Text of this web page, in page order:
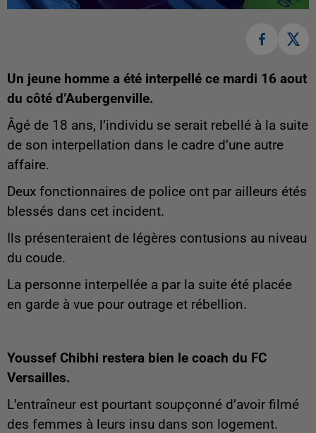
Un jeune homme a été interpellé ce mardi 16 aout
du côté d’Aubergenville.
Âgé de 18 ans, l’individu se serait rebellé à la suite
de son interpellation dans le cadre d’une autre
affaire.
Deux fonctionnaires de police ont par ailleurs étés
blessés dans cet incident.
Ils présenteraient de légères contusions au niveau
du coude.
La personne interpellée a par la suite été placée
en garde à vue pour outrage et rébellion.
Youssef Chibhi restera bien le coach du FC
Versailles.
L’entraîneur est pourtant soupçonné d’avoir filmé
des femmes à leurs insu dans son logement.